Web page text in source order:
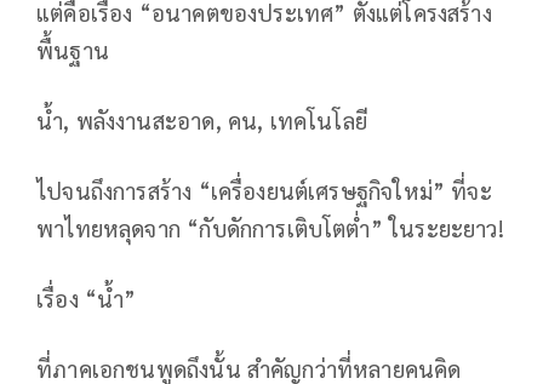
แต่คือเรื่อง “อนาคตของประเทศ” ตั้งแต่โครงสร้าง
พื้นฐาน
น้ำ, พลังงานสะอาด, คน, เทคโนโลยี
ไปจนถึงการสร้าง “เครื่องยนต์เศรษฐกิจใหม่” ที่จะ
พาไทยหลุดจาก “กับดักการเติบโตต่ำ” ในระยะยาว!
เรื่อง “น้ำ”
ที่ภาคเอกชนพูดถึงนั้น สำคัญกว่าที่หลายคนคิด